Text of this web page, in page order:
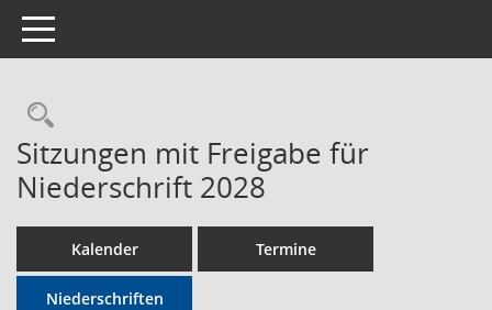
Toggle navigation
Rechercheauswahl
Sitzungen mit Freigabe für
Niederschrift 2028
Kalender Termine
Niederschriften